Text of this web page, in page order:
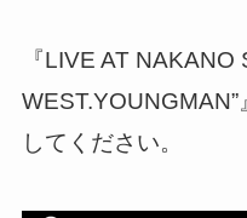
『LIVE AT
WEST.YOUNGMAN”
してください。